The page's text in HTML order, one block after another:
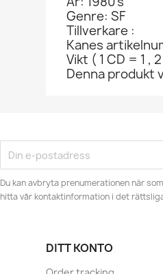
Genre: SF
Tillverkare :
Kanes
Vikt ( 1 CD = 1 ,
Denna produkt
Du kan avbryta prenumerationen när
hitta vår kontaktinformation i det
DITT KONTO